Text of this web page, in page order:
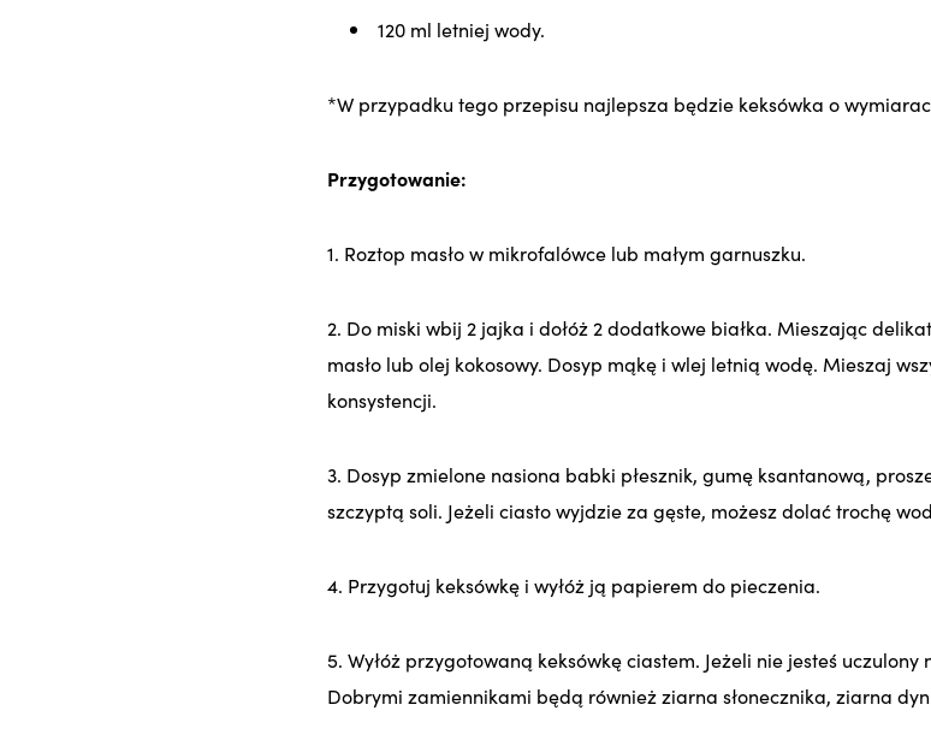
120 ml letniej wody.
*W przypadku tego przepisu najlepsza będzie keksówka o
Przygotowanie:
1. Roztop masło w mikrofalówce lub małym garnuszku.
2. Do miski wbij 2 jajka i dołóż 2 dodatkowe białka. Mieszając
masło lub olej kokosowy. Dosyp mąkę i wlej letnią wodę. Mieszaj
konsystencji.
3. Dosyp zmielone nasiona babki płesznik, gumę ksantanową,
szczyptą soli. Jeżeli ciasto wyjdzie za gęste, możesz dolać trochę
4. Przygotuj keksówkę i wyłóż ją papierem do pieczenia.
5. Wyłóż przygotowaną keksówkę ciastem. Jeżeli nie jesteś
Dobrymi zamiennikami będą również ziarna słonecznika, ziarna